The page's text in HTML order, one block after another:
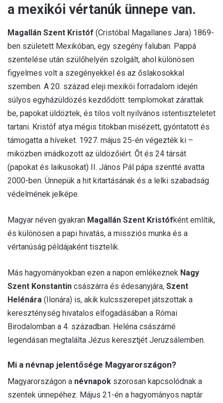
a mexikói vértanúk ünnepe van.
Magallán Szent Kristóf (Cristóbal Magallanes Jara) 1869-
ben született Mexikóban, egy szegény faluban. Pappá
szentelése után szülőhelyén szolgált, ahol különösen
figyelmes volt a szegényekkel és az őslakosokkal
szemben. A 20. század eleji mexikói forradalom idején
súlyos egyházüldözés kezdődött: templomokat zárattak
be, papokat üldöztek, és tilos volt nyilvános istentiszteletet
tartani. Kristóf atya mégis titokban misézett, gyóntatott és
támogatta a híveket. 1927. május 25-én végezték ki –
miközben imádkozott az üldözőiért. Őt és 24 társát
(papokat és laikusokat) II. János Pál pápa szentté avatta
2000-ben. Ünnepük a hit kitartásának és a lelki szabadság
védelmének jelképe.
Magyar néven gyakran Magallán Szent Kristófként említik,
és különösen a papi hivatás, a missziós munka és a
vértanúság példájaként tisztelik.
Más hagyományokban ezen a napon emlékeznek Nagy
Szent Konstantin császárra és édesanyjára, Szent
Helénára (Ilonára) is, akik kulcsszerepet játszottak a
kereszténység hivatalos elfogadásában a Római
Birodalomban a 4. században. Heléna császárné
legendásan megtalálta Jézus keresztjét Jeruzsálemben.
Mi a névnap jelentősége Magyarországon?
Magyarországon a névnapok szorosan kapcsolódnak a
szentek ünnepéhez. Május 21-én a hagyományos naptár